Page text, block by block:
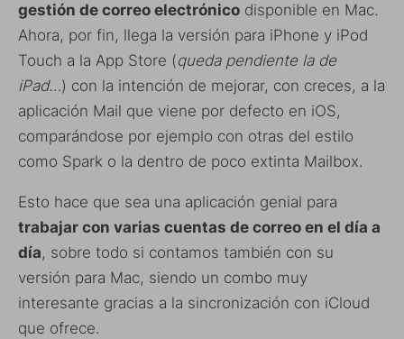
gestión de correo electrónico disponible en Mac.
Ahora, por fin, llega la versión para iPhone y iPod
Touch a la App Store (queda pendiente la de
iPad…) con la intención de mejorar, con creces, a la
aplicación Mail que viene por defecto en iOS,
comparándose por ejemplo con otras del estilo
como Spark o la dentro de poco extinta Mailbox.
Esto hace que sea una aplicación genial para
trabajar con varias cuentas de correo en el día a
día, sobre todo si contamos también con su
versión para Mac, siendo un combo muy
interesante gracias a la sincronización con iCloud
que ofrece.